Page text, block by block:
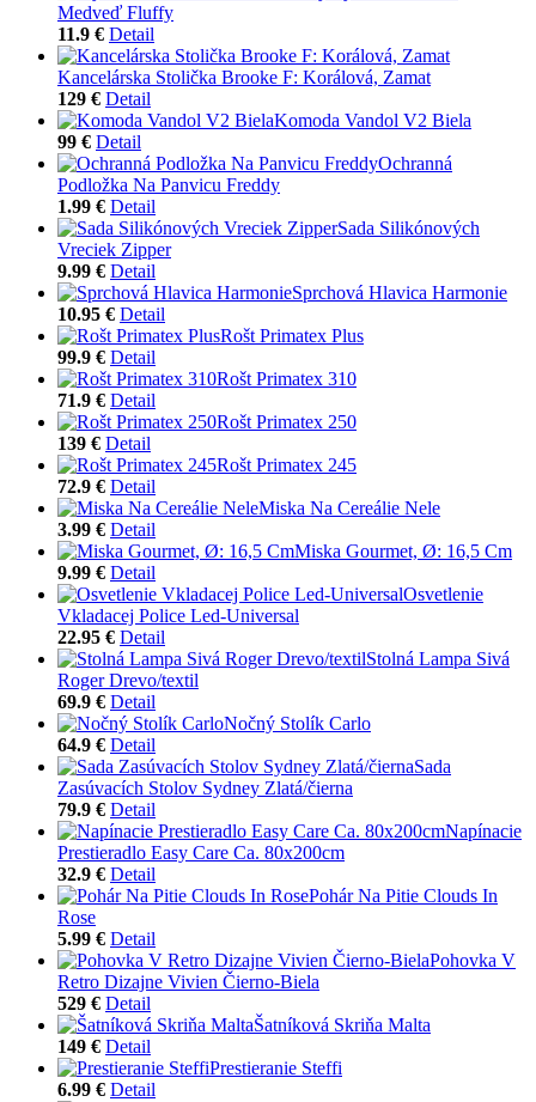
Medveď Fluffy
11.9 € Detail
Kancelárska Stolička Brooke F: Korálová, Zamat
129 € Detail
Komoda Vandol V2 Biela
99 € Detail
Ochranná
Podložka Na Panvicu Freddy
1.99 € Detail
Sada Silikónových
Vreciek Zipper
9.99 € Detail
Sprchová Hlavica Harmonie
10.95 € Detail
Rošt Primatex Plus
99.9 € Detail
Rošt Primatex 310
71.9 € Detail
Rošt Primatex 250
139 € Detail
Rošt Primatex 245
72.9 € Detail
Miska Na Cereálie Nele
3.99 € Detail
Miska Gourmet, Ø: 16,5 Cm
9.99 € Detail
Osvetlenie
Vkladacej Police Led-Universal
22.95 € Detail
Stolná Lampa Sivá
Roger Drevo/textil
69.9 € Detail
Nočný Stolík Carlo
64.9 € Detail
Sada
Zasúvacích Stolov Sydney Zlatá/čierna
79.9 € Detail
Napínacie
Prestieradlo Easy Care Ca. 80x200cm
32.9 € Detail
Pohár Na Pitie Clouds In
Rose
5.99 € Detail
Pohovka V
Retro Dizajne Vivien Čierno-Biela
529 € Detail
Šatníková Skriňa Malta
149 € Detail
Prestieranie Steffi
6.99 € Detail